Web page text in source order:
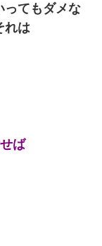
してたんだけど、
やりなよ！」と言
」が鼻につくも
素敵なアンティ
俺「マジで怖い」
前に…」
ってもダメな
れは
ば